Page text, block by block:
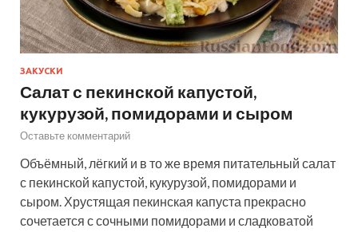
ЗАКУСКИ
Салат с пекинской капустой,
кукурузой, помидорами и сыром
Оставьте комментарий
Объёмный, лёгкий и в то же время питательный салат
с пекинской капустой, кукурузой, помидорами и
сыром. Хрустящая пекинская капуста прекрасно
сочетается с сочными помидорами и сладковатой